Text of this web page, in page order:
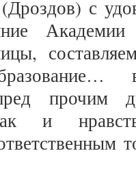
с
прочим
и